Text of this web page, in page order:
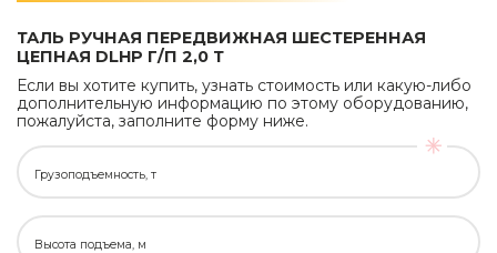
ТАЛЬ РУЧНАЯ ПЕРЕДВИЖНАЯ ШЕСТЕРЕННАЯ
ЦЕПНАЯ DLHP Г/П 2,0 Т
Если вы хотите купить, узнать стоимость или какую-либо
дополнительную информацию по этому оборудованию,
пожалуйста, заполните форму ниже.
Грузоподъемность, т
Высота подъема, м